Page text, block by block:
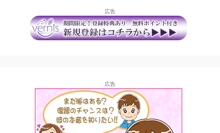
広告
広告